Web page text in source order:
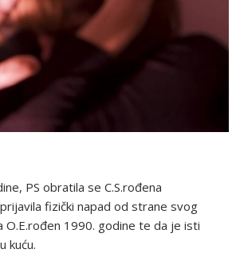
PS obratila se C.S.rođena
fizički napad od strane svog
O.E.rođen 1990. godine te da je isti
kuću.